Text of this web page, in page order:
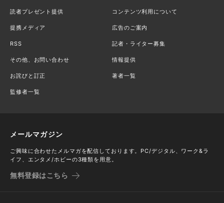
読者プレゼント提供 コンテンツ利用について
提携メディア 広告のご案内
RSS 記者・ライター募集
その他、お問い合わせ 情報提供
お詫びと訂正 著者一覧
監修者一覧
メールマガジン
ご興味に合わせたメルマガを配信しております。PC/デジタル、ワーク&ラ
イフ、エンタメ/ホビーの3種類を用意。
無料登録はこちら